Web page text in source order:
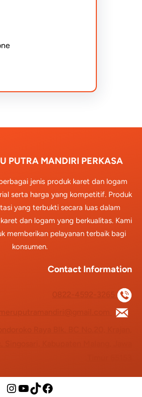
PUTRA MANDIRI PERKASA
jenis produk karet dan logam
serta harga yang kompetitif. Produk
yang terbukti secara luas dalam
dan logam yang berkualitas. Kami
memberikan pelayanan terbaik bagi
konsumen.
Contact Information
Instagram
YouTube
TikTokFacebook